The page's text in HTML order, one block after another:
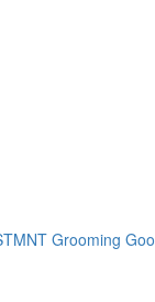
Grooming